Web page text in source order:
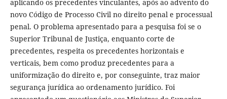
aplicando os precedentes vinculantes, após ao advento do
novo Código de Processo Civil no direito penal e processual
penal. O problema apresentado para a pesquisa foi se o
Superior Tribunal de Justiça, enquanto corte de
precedentes, respeita os precedentes horizontais e
verticais, bem como produz precedentes para a
uniformização do direito e, por conseguinte, traz maior
segurança jurídica ao ordenamento jurídico. Foi